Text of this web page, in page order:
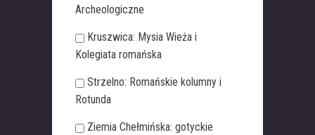
Archeologiczne
Kruszwica: Mysia Wieża i
Kolegiata romańska
Strzelno: Romańskie kolumny i
Rotunda
Ziemia Chełmińska: gotyckie